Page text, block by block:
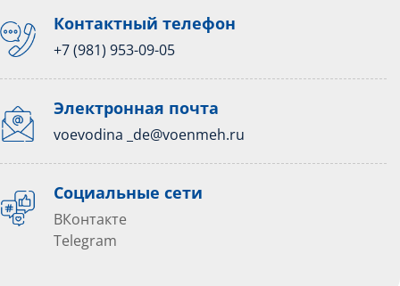
Контактный телефон
+7 (981) 953-09-05
Электронная почта
voevodina _de@voenmeh.ru
Социальные сети
ВКонтакте
Telegram